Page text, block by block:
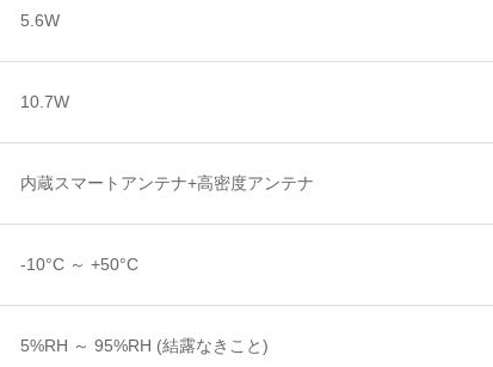
5.6W
10.7W
内蔵スマートアンテナ+高密度アンテナ
-10°C ～ +50°C
5%RH ～ 95%RH (結露なきこと)